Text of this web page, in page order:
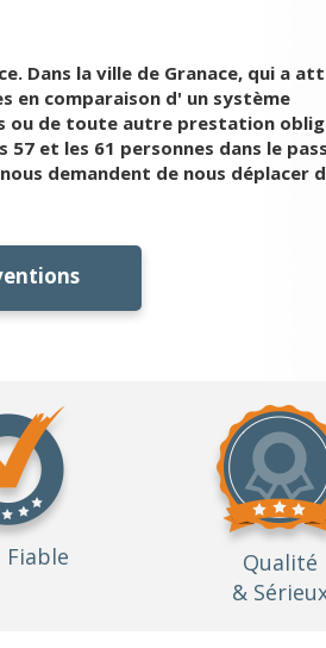
Dans la ville de Granace, qui a
en comparaison d' un système
ou de toute autre prestation
57 et les 61 personnes dans le
demandent de nous déplacer
Fiable
Qualité
&